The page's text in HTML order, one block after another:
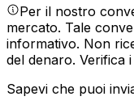
Per il nostro
mercato. Tale
informativo. Non
del denaro. Verifica
Sapevi che puoi